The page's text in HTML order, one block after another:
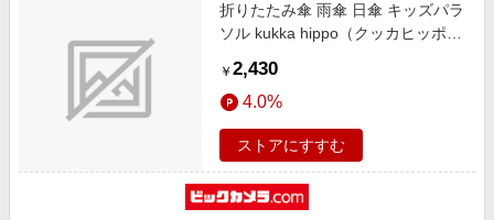
折りたたみ傘 雨傘 日傘 キッズパラ
ソル kukka hippo（クッカヒッポ）
傘 /子供用 /50cm]
￥ 2,430
4.0%
ストアにすすむ